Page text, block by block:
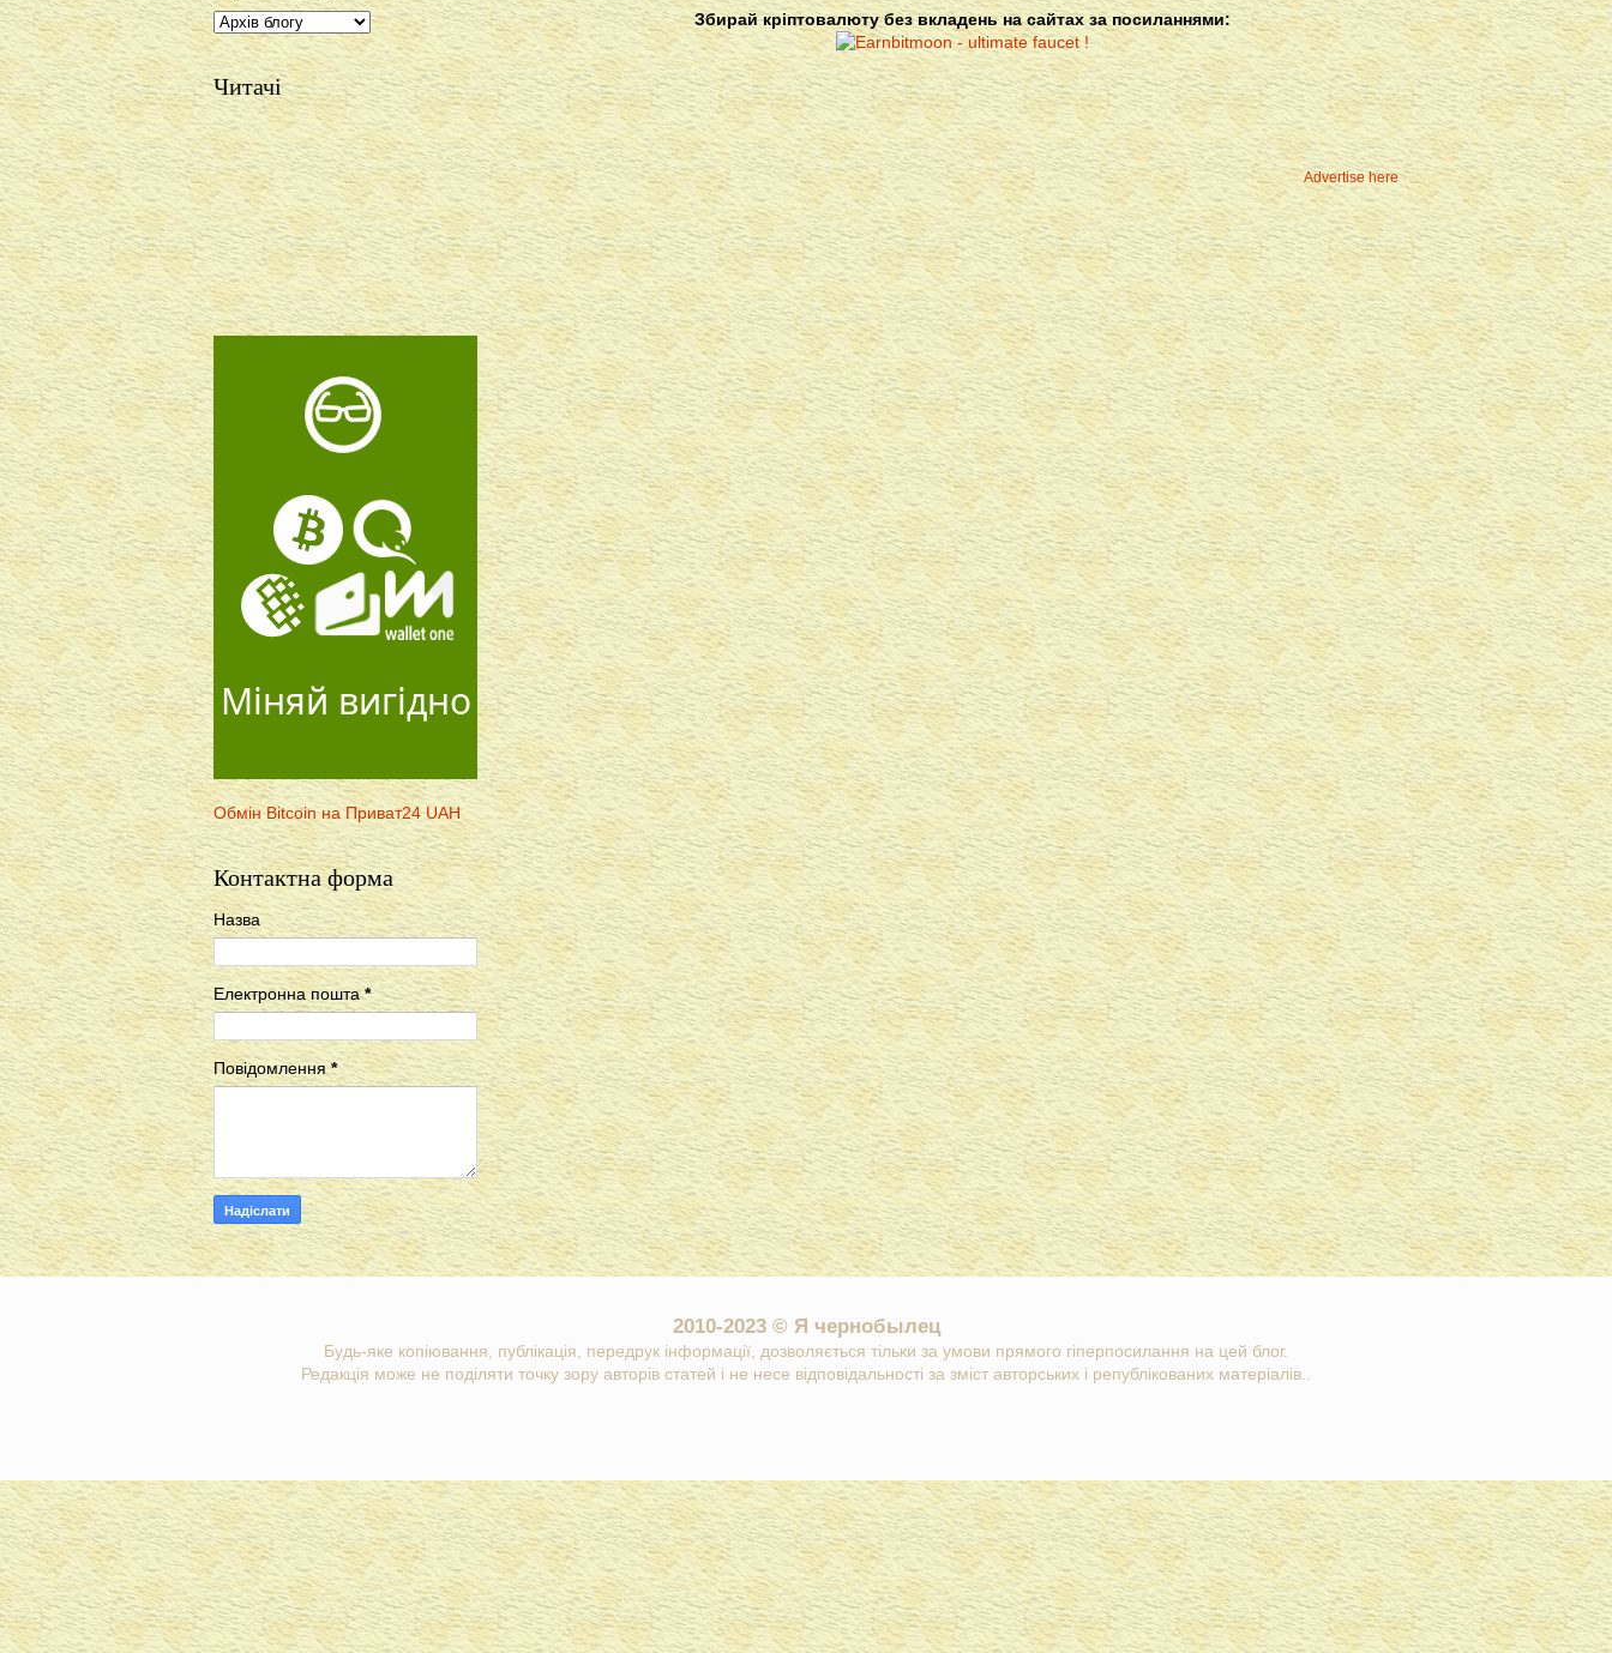
Збирай кріптовалюту без вкладень на сайтах за посиланнями:
Advertise here
Читачі
Міняй вигідно
Обмін Bitcoin на Приват24 UAH
Контактна форма
Назва
Електронна пошта*
Повідомлення*
2010-2023 © Я чернобылец
Будь-яке копіювання, публікація, передрук інформації, дозволяється тільки за умови прямого гіперпосилання на цей блог.
Редакція може не поділяти точку зору авторів статей і не несе відповідальності за зміст авторських і републікованих матеріалів..